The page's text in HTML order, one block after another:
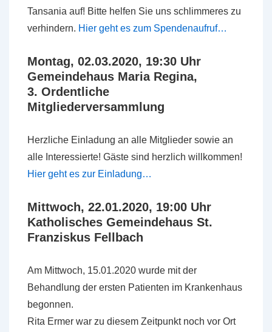
Tansania auf! Bitte helfen Sie uns schlimmeres zu
verhindern. Hier geht es zum Spendenaufruf…
Montag, 02.03.2020, 19:30 Uhr
Gemeindehaus Maria Regina,
3. Ordentliche
Mitgliederversammlung
Herzliche Einladung an alle Mitglieder sowie an
alle Interessierte! Gäste sind herzlich willkommen!
Hier geht es zur Einladung…
Mittwoch, 22.01.2020, 19:00 Uhr
Katholisches Gemeindehaus St.
Franziskus Fellbach
Am Mittwoch, 15.01.2020 wurde mit der
Behandlung der ersten Patienten im Krankenhaus
begonnen.
Rita Ermer war zu diesem Zeitpunkt noch vor Ort